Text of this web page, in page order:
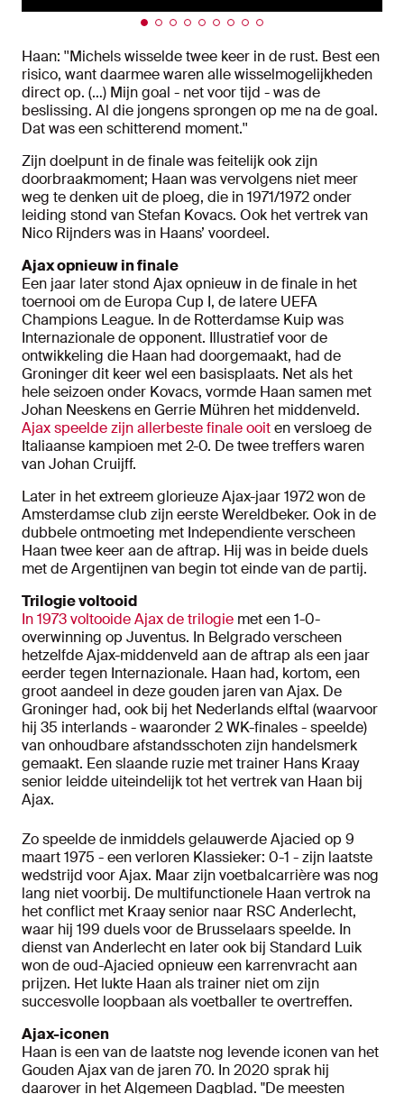
Haan: ''Michels wisselde twee keer in de rust. Best een
risico, want daarmee waren alle wisselmogelijkheden
direct op. (…) Mijn goal - net voor tijd - was de
beslissing. Al die jongens sprongen op me na de goal.
Dat was een schitterend moment.''
Zijn doelpunt in de finale was feitelijk ook zijn
doorbraakmoment; Haan was vervolgens niet meer
weg te denken uit de ploeg, die in 1971/1972 onder
leiding stond van Stefan Kovacs. Ook het vertrek van
Nico Rijnders was in Haans’ voordeel.
Ajax opnieuw in finale
Een jaar later stond Ajax opnieuw in de finale in het
toernooi om de Europa Cup I, de latere UEFA
Champions League. In de Rotterdamse Kuip was
Internazionale de opponent. Illustratief voor de
ontwikkeling die Haan had doorgemaakt, had de
Groninger dit keer wel een basisplaats. Net als het
hele seizoen onder Kovacs, vormde Haan samen met
Johan Neeskens en Gerrie Mühren het middenveld.
Ajax speelde zijn allerbeste finale ooiten versloeg de
Italiaanse kampioen met 2-0. De twee treffers waren
van Johan Cruijff.
Later in het extreem glorieuze Ajax-jaar 1972 won de
Amsterdamse club zijn eerste Wereldbeker. Ook in de
dubbele ontmoeting met Independiente verscheen
Haan twee keer aan de aftrap. Hij was in beide duels
met de Argentijnen van begin tot einde van de partij.
Trilogie voltooid
In 1973 voltooide Ajax de trilogie met een 1-0-
overwinning op Juventus. In Belgrado verscheen
hetzelfde Ajax-middenveld aan de aftrap als een jaar
eerder tegen Internazionale. Haan had, kortom, een
groot aandeel in deze gouden jaren van Ajax. De
Groninger had, ook bij het Nederlands elftal (waarvoor
hij 35 interlands - waaronder 2 WK-finales - speelde)
van onhoudbare afstandsschoten zijn handelsmerk
gemaakt. Een slaande ruzie met trainer Hans Kraay
senior leidde uiteindelijk tot het vertrek van Haan bij
Ajax.
Zo speelde de inmiddels gelauwerde Ajacied op 9
maart 1975 - een verloren Klassieker: 0-1 - zijn laatste
wedstrijd voor Ajax. Maar zijn voetbalcarrière was nog
lang niet voorbij. De multifunctionele Haan vertrok na
het conflict met Kraay senior naar RSC Anderlecht,
waar hij 199 duels voor de Brusselaars speelde. In
dienst van Anderlecht en later ook bij Standard Luik
won de oud-Ajacied opnieuw een karrenvracht aan
prijzen. Het lukte Haan als trainer niet om zijn
succesvolle loopbaan als voetballer te overtreffen.
Ajax-iconen
Haan is een van de laatste nog levende iconen van het
Gouden Ajax van de jaren 70. In 2020 sprak hij
daarover in het Algemeen Dagblad. "De meesten